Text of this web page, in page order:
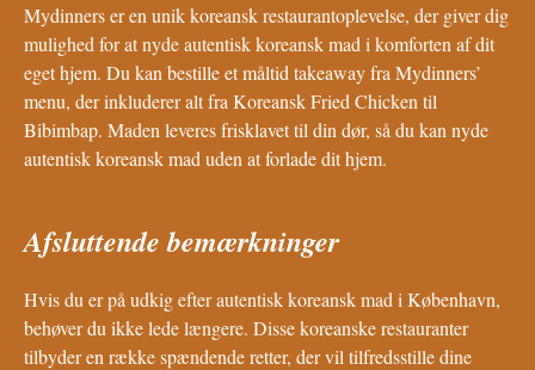
Mydinners er en unik koreansk restaurantoplevelse, der giver dig
mulighed for at nyde autentisk koreansk mad i komforten af dit
eget hjem. Du kan bestille et måltid takeaway fra Mydinners’
menu, der inkluderer alt fra Koreansk Fried Chicken til
Bibimbap. Maden leveres frisklavet til din dør, så du kan nyde
autentisk koreansk mad uden at forlade dit hjem.
Afsluttende bemærkninger
Hvis du er på udkig efter autentisk koreansk mad i København,
behøver du ikke lede længere. Disse koreanske restauranter
tilbyder en række spændende retter, der vil tilfredsstille dine